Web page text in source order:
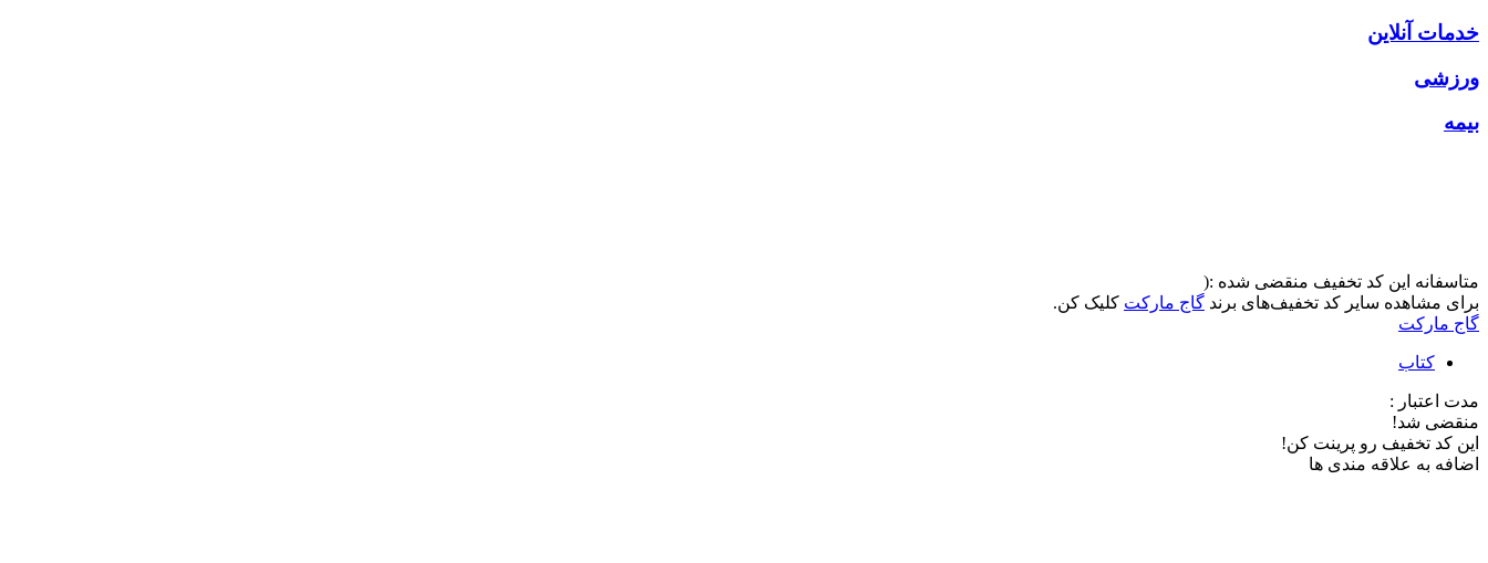
خدمات آنلاین
ورزشی
بیمه
متاسفانه این کد تخفیف منقضی شده :(
برای مشاهده سایر کد تخفیف‌های برند گاج مارکت کلیک کن.
گاج مارکت
کتاب
مدت اعتبار :
منقضی شد!
این کد تخفیف رو پرینت کن!
اضافه به علاقه مندی ها